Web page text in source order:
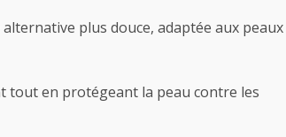
plus douce, adaptée aux peaux
tout en protégeant la peau contre les